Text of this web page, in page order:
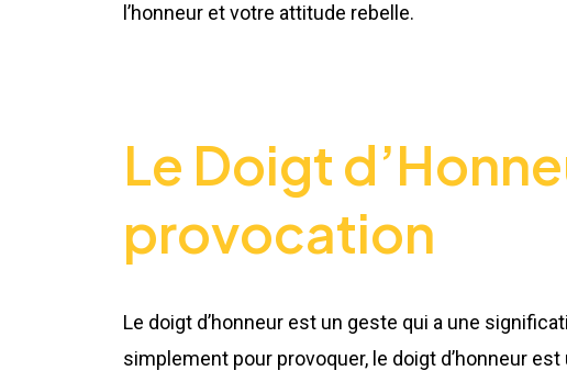
l’honneur et votre attitude rebelle.
Le Doigt
provocation
Le doigt d’honneur est un geste qui a une
simplement pour provoquer, le doigt d’honneur